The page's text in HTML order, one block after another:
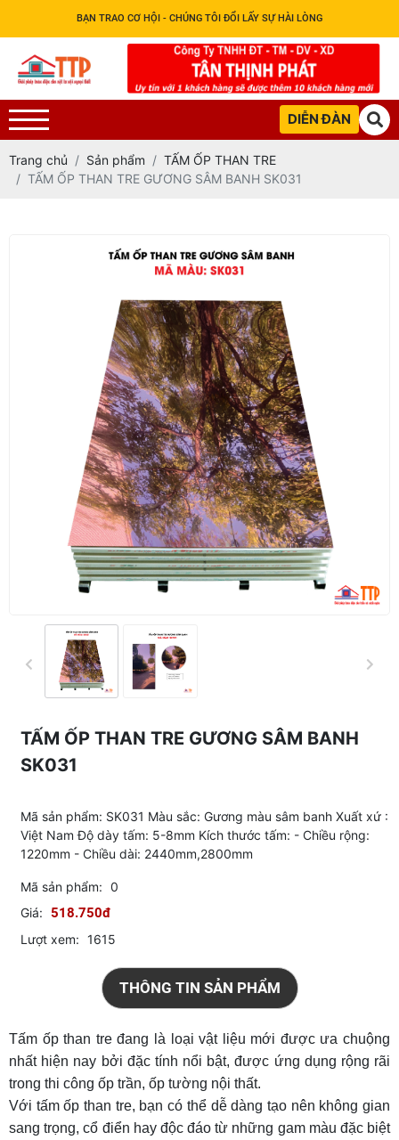
BẠN TRAO CƠ HỘI - CHÚNG TÔI ĐỔI LẤY SỰ HÀI LÒNG
DIỄN ĐÀN
Trang chủ Sản phẩm
TẤM ỐP THAN TRE
TẤM ỐP THAN TRE GƯƠNG SÂM BANH SK031
TẤM ỐP THAN TRE GƯƠNG SÂM BANH
SK031
Mã sản phẩm: SK031 Màu sắc: Gương màu sâm banh Xuất xứ :
Việt Nam Độ dày tấm: 5-8mm Kích thước tấm: - Chiều rộng:
1220mm - Chiều dài: 2440mm,2800mm
Mã sản phẩm: 0
Giá: 518.750đ
Lượt xem: 1615
THÔNG TIN SẢN PHẨM
Tấm ốp than tre đang là loại vật liệu mới được ưa chuộng
nhất hiện nay bởi đặc tính nổi bật, được ứng dụng rộng rãi
trong thi công ốp trần, ốp tường nội thất.
Với tấm ốp than tre, bạn có thể dễ dàng tạo nên không gian
sang trọng, cổ điển hay độc đáo từ những gam màu đặc biệt